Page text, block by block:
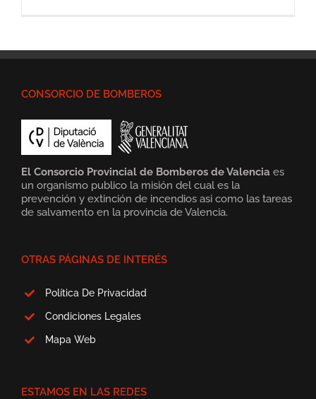
CONSORCIO DE BOMBEROS
El Consorcio Provincial de Bomberos de Valencia es
un organismo publico la misión del cual es la
prevención y extinción de incendios asi como las tareas
de salvamento en la provincia de Valencia.
OTRAS PÁGINAS DE INTERÉS
Política De Privacidad
Condiciones Legales
Mapa Web
ESTAMOS EN LAS REDES